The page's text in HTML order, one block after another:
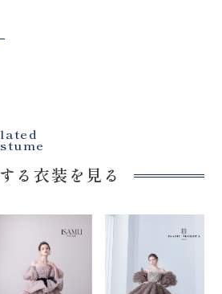
る衣装を見る